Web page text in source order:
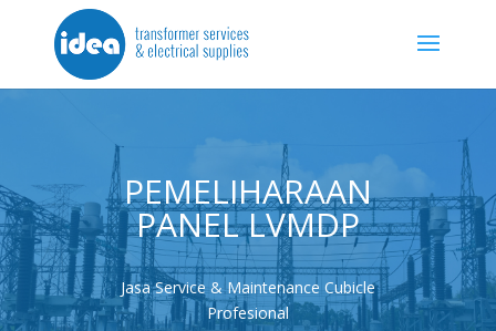
PEMELIHARAAN
PANEL LVMDP
Jasa Service & Maintenance Cubicle
Profesional